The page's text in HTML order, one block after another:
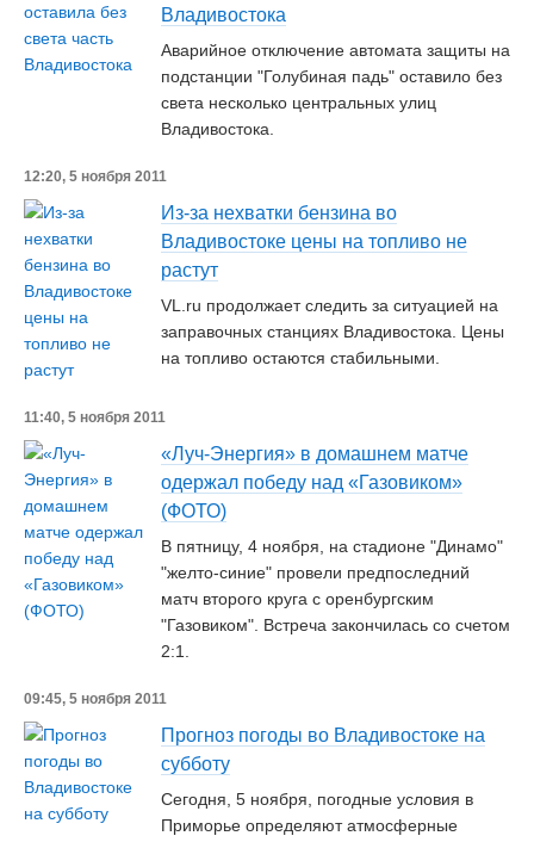
Владивостока
Аварийное отключение автомата защиты на
подстанции "Голубиная падь" оставило без
света несколько центральных улиц
Владивостока.
12:20, 5 ноября 2011
Из-за нехватки бензина во
Владивостоке цены на топливо не
растут
VL.ru продолжает следить за ситуацией на
заправочных станциях Владивостока. Цены
на топливо остаются стабильными.
11:40, 5 ноября 2011
«Луч-Энергия» в домашнем матче
одержал победу над «Газовиком»
(ФОТО)
В пятницу, 4 ноября, на стадионе "Динамо"
"желто-синие" провели предпоследний
матч второго круга с оренбургским
"Газовиком". Встреча закончилась со счетом
2:1.
09:45, 5 ноября 2011
Прогноз погоды во Владивостоке на
субботу
Сегодня, 5 ноября, погодные условия в
Приморье определяют атмосферные